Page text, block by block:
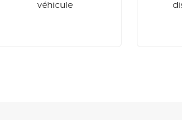
véhicule